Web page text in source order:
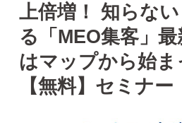
上倍増！ 知らな
る「MEO集客」
はマップから始ま
【無料】セミナー